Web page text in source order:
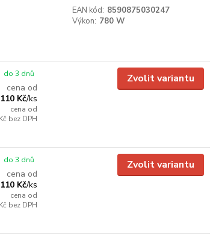
EAN kód: 8590875030247
Výkon: 780 W
cena od
Kč/ks
cena od
bez DPH
do 3 dnů Zvolit variantu
cena od
Kč/ks
cena od
bez DPH
do 3 dnů Zvolit variantu